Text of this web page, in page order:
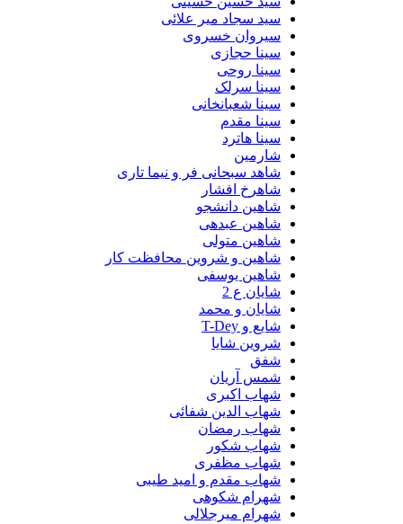
سید سجاد میر علائی
سیروان خسروی
سینا حجازی
سینا روحی
سینا سرلک
سینا شعبانخانی
سینا مقدم
سینا هاترد
شارمین
شاهد سبحانی فر و نیما تاری
شاهرخ افشار
شاهین دانشجو
شاهین عبدهی
شاهین متولی
شاهین و شروین محافظت کار
شاهین یوسفی
شایان ع 2
شایان و محمد
شایع و T-Dey
شروین شایا
شفق
شمس آریان
شهاب اکبری
شهاب الدین شفائی
شهاب رمضان
شهاب شکور
شهاب مظفری
شهاب مقدم و امید طیبی
شهرام شکوهی
شهرام میرجلالی